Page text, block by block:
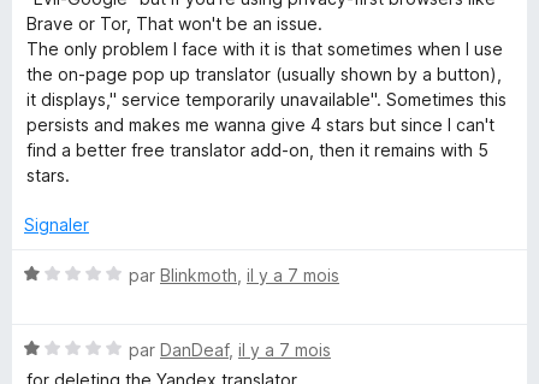
l
a
t
o
r
5
s
u
r
5
Brave or Tor, That won't be an issue.
The only problem I face with it is that sometimes when I use
the on-page pop up translator (usually shown by a button),
it displays," service temporarily unavailable". Sometimes this
persists and makes me wanna give 4 stars but since I can't
find a better free translator add-on, then it remains with 5
stars.
Signaler
N
é
1
par Blinkmoth il y a 7 mois
N
o
par DanDeaf, il y a 7 mois
for deleting the Yandex translator